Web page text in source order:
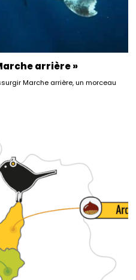
arrière »
Marche arrière, un morceau